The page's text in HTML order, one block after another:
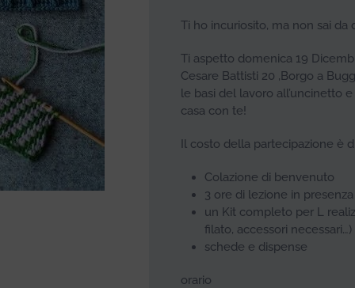
Ti ho incuriosito, ma non sai da
Ti aspetto domenica 19
Cesare Battisti 20 ,Borgo a
le basi del lavoro all’uncinetto
casa con te!
Il costo della partecipazione è
Colazione di benvenuto
3 ore di lezione in presenza
un Kit completo per L
filato, accessori necessari…)
schede e dispense
orario